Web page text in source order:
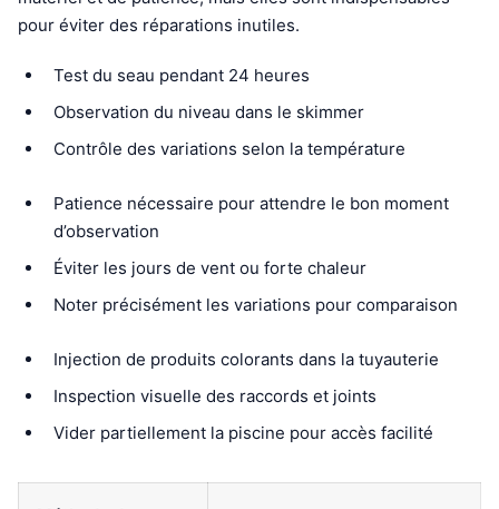
pour éviter des réparations inutiles.
Test du seau pendant 24 heures
Observation du niveau dans le skimmer
Contrôle des variations selon la température
Patience nécessaire pour attendre le bon moment
d’observation
Éviter les jours de vent ou forte chaleur
Noter précisément les variations pour comparaison
Injection de produits colorants dans la tuyauterie
Inspection visuelle des raccords et joints
Vider partiellement la piscine pour accès facilité